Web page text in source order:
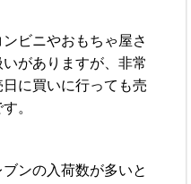
ビニやおもちゃ屋さ
がありますが、非常
に買いに行っても売
。
ンの入荷数が多いと